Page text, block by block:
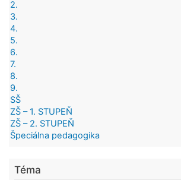
2.
3.
4.
5.
6.
7.
8.
9.
SŠ
ZŠ – 1. STUPEŇ
ZŠ – 2. STUPEŇ
Špeciálna pedagogika
Téma